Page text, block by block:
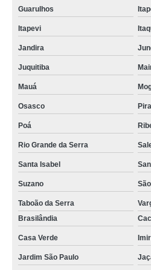
Guarulhos
Itapevi
Jandira
Juquitiba
Mauá
Osasco
Poá
Rio Grande da Serra
Santa Isabel
Suzano
Taboão da Serra
Brasilândia
Casa Verde
Jardim São Paulo